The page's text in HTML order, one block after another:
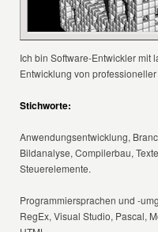
Ich bin Software-Entwickler mit
Entwicklung von
Stichworte:
Anwendungsentwicklung,
Bildanalyse, Compilerbau,
Steuerelemente.
Programmiersprachen und -
RegEx, Visual Studio, Pascal,